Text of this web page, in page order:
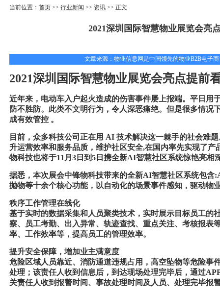
当前位置： 首页 >> 行业新闻 >> 资讯 >> 正文
2021深圳国际智慧物业展览会亮
文章来源：物业信息网是中国领先的物业B2B电
2021深圳国际智慧物业展览会亮点提前
近年来，电动车入户起火造成的伤害事件屡上报端。平日用
防不胜防。此类不文明行为，令人深恶痛绝。但是很多情况
成有效管控 。
目前，众多科技公司正在用 AI 技术解决这一棘手的社会难
升运营效率和服务品质，维护社区安全,在国内率先实现了
物科技也将于11月3日到5日携全新AI智慧社区系统惊艳亮相
据悉，本次展会中锋物科技带来的全新AI智慧社区系统包含
抛物等十余个核心功能，以自动化的场景事件感知，驱动物
秩序工作管理在线化
基于实时的数据采集和人员聚类技术，实时展示目标员工的
察、员工考勤、出入异常、轨迹查找、重点关注、考核报表
率、工作效率等，提高员工的管理效率。
提升安全保障，增加业主满意度
危险区域人员靠近、消防通道违规占用，高空坠物等危险事
处理；该责任人收到信息后，到达现场处理完毕后，通过
关责任人收到报警时间、事故处理时间及人员、处理完毕